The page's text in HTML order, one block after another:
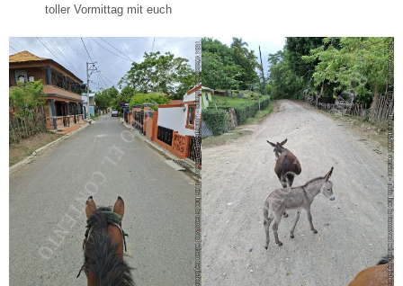
toller Vormittag mit euch